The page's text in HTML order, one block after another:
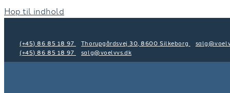
Hop til indhold
(+45) 86 85 18 97 Thorupgårdsvej 30, 8600 Silkeborg
(+45) 86 85 18 97
salg@voelvvs.dk